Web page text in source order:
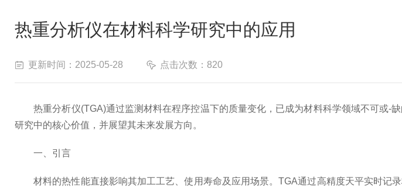
热重分析仪在材料科学研究中的应用
更新时间：2025-05-28 点击次数：820
热重分析仪(TGA)通过监测材料在程序控温下的质量变化，已成为材料科学领域不可或-
研究中的核心价值，并展望其未来发展方向。
一、引言
材料的热性能直接影响其加工工艺、使用寿命及应用场景。TGA通过高精度天平实时记